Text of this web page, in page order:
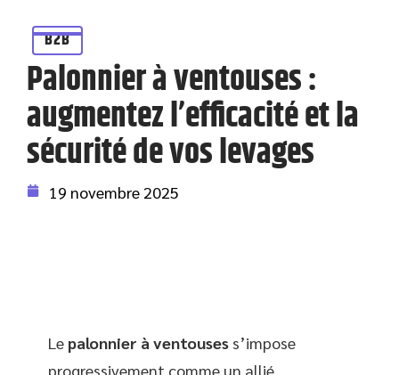
B2B
Palonnier à ventouses :
augmentez l’efficacité et la
sécurité de vos levages
19 novembre 2025
Le palonnier à ventouses s’impose
progressivement comme un allié